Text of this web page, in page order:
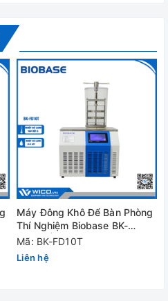
đá công suất lớn
được sử dụng làm tác nhân để
Máy Đông Khô Để Bàn Phòng
Thí Nghiệm Biobase BK-
FD10T | 3 Khay
Mã: BK-FD10T
Liên hệ